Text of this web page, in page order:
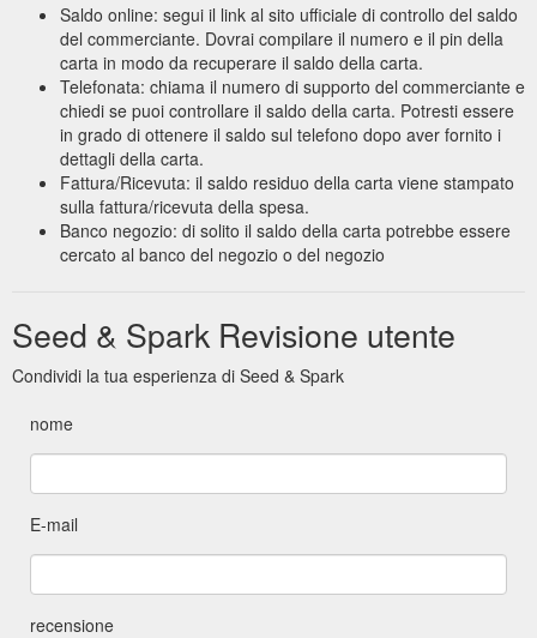
Saldo online: segui il link al sito ufficiale di controllo del saldo
del commerciante. Dovrai compilare il numero e il pin della
carta in modo da recuperare il saldo della carta.
Telefonata: chiama il numero di supporto del commerciante e
chiedi se puoi controllare il saldo della carta. Potresti essere
in grado di ottenere il saldo sul telefono dopo aver fornito i
dettagli della carta.
Fattura/Ricevuta: il saldo residuo della carta viene stampato
sulla fattura/ricevuta della spesa.
Banco negozio: di solito il saldo della carta potrebbe essere
cercato al banco del negozio o del negozio
Seed & Spark Revisione utente
Condividi la tua esperienza di Seed & Spark
nome
E-mail
recensione